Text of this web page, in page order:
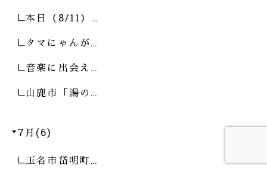
本日（8/11）…
タマにゃんが…
音楽に出会え…
山鹿市「湯の…
7月(6)
玉名市岱明町…